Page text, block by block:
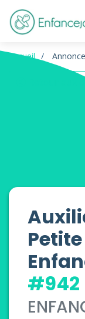
Accueil
Retour aux
Offres
Petite
#942